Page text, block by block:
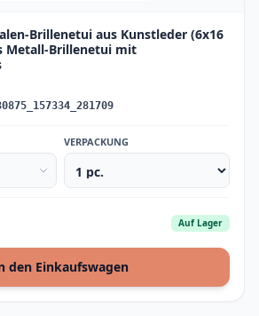
Brillenetui aus Kunstleder (6x16
Metall-Brillenetui mit
VERPACKUNG
Auf Lager
den Einkaufswagen